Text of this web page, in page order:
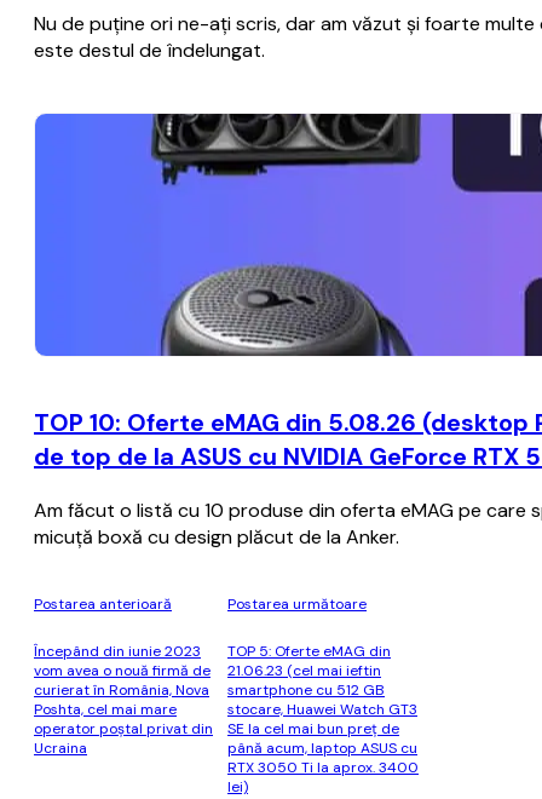
Nu de puţine ori ne-aţi scris, dar am văzut şi foarte
este destul de îndelungat.
TOP 10: Oferte eMAG din 5.08.26
de top de la ASUS cu NVIDIA GeForce
Am făcut o listă cu 10 produse din oferta eMAG pe care
micuță boxă cu design plăcut de la Anker.
Postarea anterioară
Începând din iunie 2023
vom avea o nouă firmă de
curierat în România, Nova
Poshta, cel mai mare
operator poştal privat din
Ucraina
Postarea următoare
TOP 5: Oferte eMAG din
21.06.23 (cel mai ieftin
smartphone cu 512 GB
stocare, Huawei Watch GT3
SE la cel mai bun preț de
până acum, laptop ASUS cu
RTX 3050 Ti la aprox. 3400
lei)